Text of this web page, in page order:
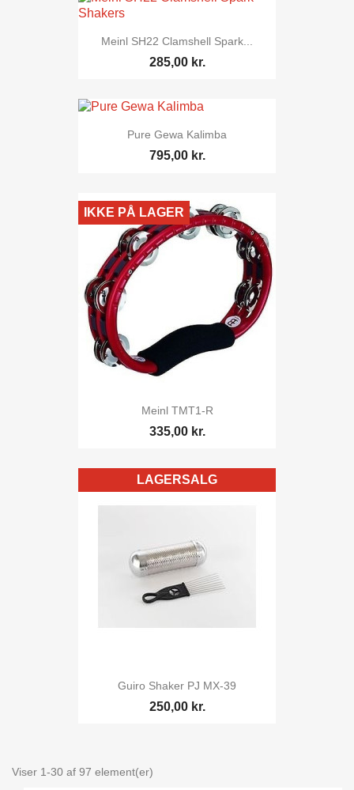
Meinl SH22 Clamshell Spark...
285,00 kr.
Pure Gewa Kalimba
795,00 kr.
Meinl TMT1-R
335,00 kr.
IKKE PÅ LAGER
Guiro Shaker PJ MX-39
250,00 kr.
LAGERSALG
Viser 1-30 af 97 element(er)